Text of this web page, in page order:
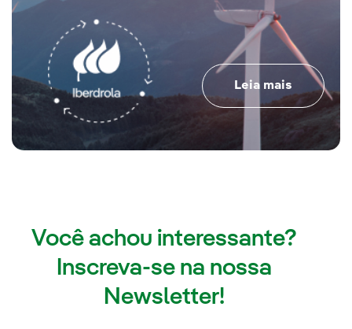
Leia mais
Você achou interessante?
Inscreva-se na nossa
Newsletter!